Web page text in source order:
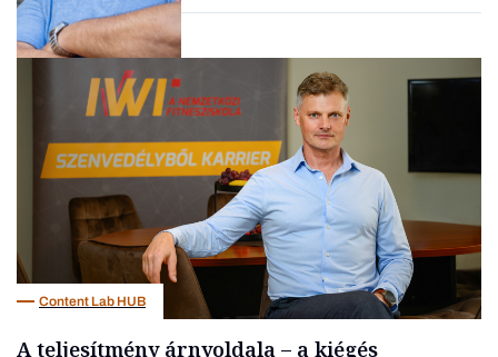
Content Lab HUB
A teljesítmény árnyoldala – a kiégés